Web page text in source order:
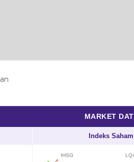
MARKET
Indeks Saham
IHSG